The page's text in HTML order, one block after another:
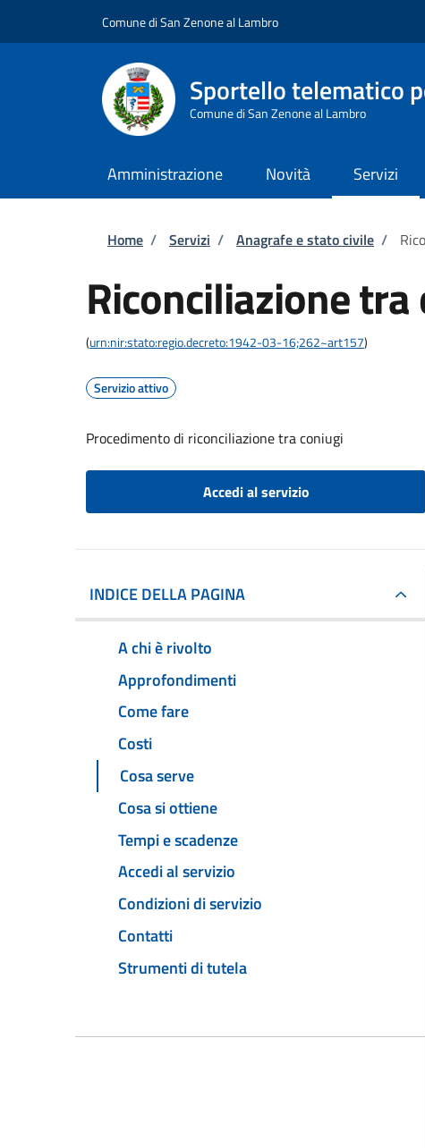
Comune di San Zenone al Lambro
Sportello telematico
Comune di San Zenone al Lambro
Amministrazione Novità Servizi
Briciole di pane
Home / Servizi / Anagrafe e stato civile /
Riconciliazione
(urn:nir:stato:regio.decreto:1942-03-16;262~art157)
Servizio attivo
Procedimento di riconciliazione tra coniugi
Accedi al servizio
INDICE DELLA PAGINA
A chi è rivolto
Approfondimenti
Come fare
Costi
Cosa serve
Cosa si ottiene
Tempi e scadenze
Accedi al servizio
Condizioni di servizio
Contatti
Strumenti di tutela